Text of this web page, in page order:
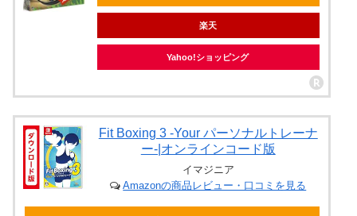
楽天
Yahoo!ショッピング
Fit Boxing 3 -Your パーソナルトレーナ
ー-|オンラインコード版
イマジニア
Amazonの商品レビュー・口コミを見る